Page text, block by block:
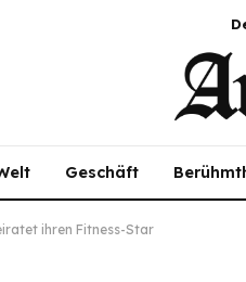
Geschäft
ihren Fitness-Star